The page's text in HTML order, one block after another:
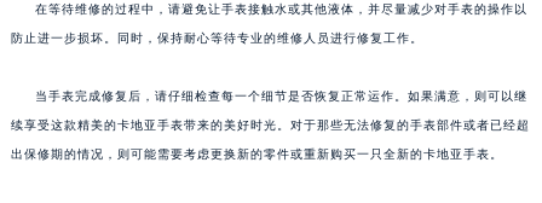
在等待维修的过程中，请避免让手表接触水或其他液体，并尽量减少对手表的操作以
防止进一步损坏。同时，保持耐心等待专业的维修人员进行修复工作。
当手表完成修复后，请仔细检查每一个细节是否恢复正常运作。如果满意，则可以继
续享受这款精美的卡地亚手表带来的美好时光。对于那些无法修复的手表部件或者已经超
出保修期的情况，则可能需要考虑更换新的零件或重新购买一只全新的卡地亚手表。